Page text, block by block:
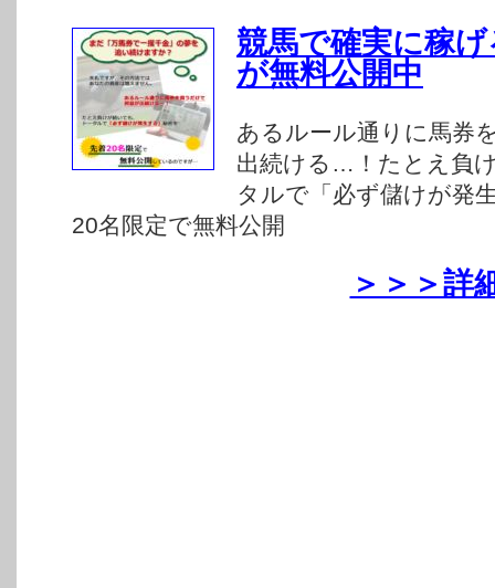
競馬で確実に稼
が無料公開中
あるルール通りに馬券
出続ける…！たとえ負
タルで「必ず儲けが発
20名限定で無料公開
＞＞＞詳